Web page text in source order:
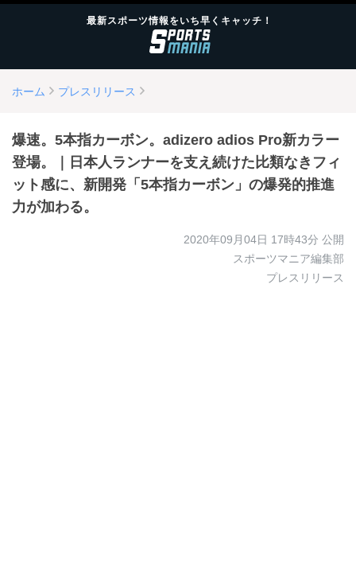
最新スポーツ情報をいち早くキャッチ！
ホーム プレスリリース
爆速。5本指カーボン。adizero adios Pro新カラー
登場。｜日本人ランナーを支え続けた比類なきフィ
ット感に、新開発「5本指カーボン」の爆発的推進
力が加わる。
2020年09月04日 17時43分 公開
スポーツマニア編集部
プレスリリース